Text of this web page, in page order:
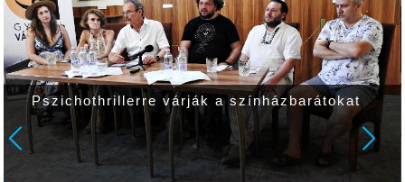
Pszichothrillerre várják a színházbarátokat